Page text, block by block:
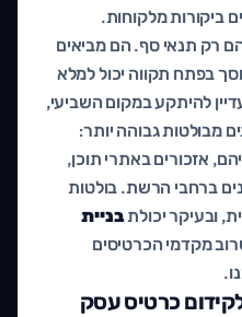
ביקורות מלקוחות.
רק תנאי סף. הם מביאים
בפתח תקווה יכול למלא
להיתקע במקום השביעי,
מבולטות גבוהה יותר:
אזכורים באתרי תוכן,
ברחבי הרשת. בולטות
ובעיקר יכולתבניית
מקדמי הכרטיסים
כרטיס עסק